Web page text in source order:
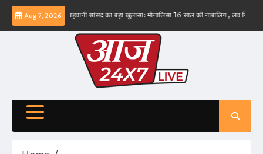
Skip
content
Aug 7, 2026
– ईरान बड़वानी सांसद का बड़ा खुलासा: मोनालिसा 16 साल की नाबालिग , लव जिहाद के षडयंत्र